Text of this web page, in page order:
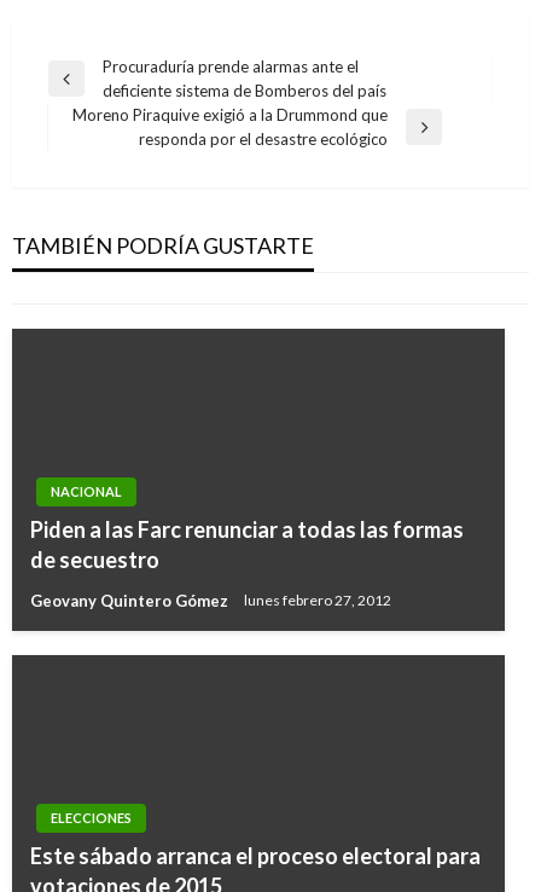
Navegación
de
entradas
Entrada
anterior
Procuraduría prende alarmas ante el
deficiente sistema de Bomberos del país
Moreno Piraquive exigió a la Drummond que
responda por el desastre ecológico
TAMBIÉN PODRÍA GUSTARTE
el Partido Liberal
Andres Felipe Gama martes septiembre 12, 2017
NACIONAL
Piden a las Farc renunciar a todas las formas
de secuestro
Geovany Quintero Gómez lunes febrero 27, 2012
ELECCIONES
Este sábado arranca el proceso electoral para
votaciones de 2015